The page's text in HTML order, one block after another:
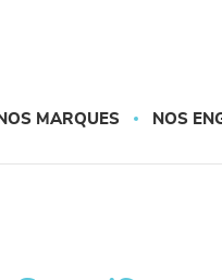
NOS MARQUES NOS